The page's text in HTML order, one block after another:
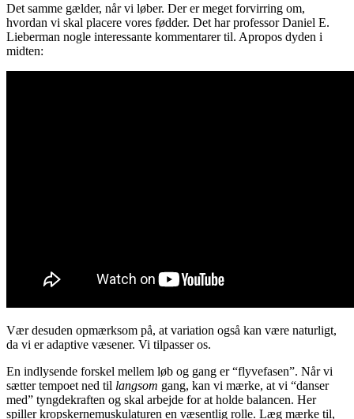
Det samme gælder, når vi løber. Der er meget forvirring om,
hvordan vi skal placere vores fødder. Det har professor Daniel E.
Lieberman nogle interessante kommentarer til. Apropos dyden i
midten:
Vær desuden opmærksom på, at variation også kan være naturligt,
da vi er adaptive væsener. Vi tilpasser os.
En indlysende forskel mellem løb og gang er “flyvefasen”. Når vi
sætter tempoet ned til langsom gang, kan vi mærke, at vi “danser
med” tyngdekraften og skal arbejde for at holde balancen. Her
spiller kropskernemuskulaturen en væsentlig rolle. Læg mærke til,